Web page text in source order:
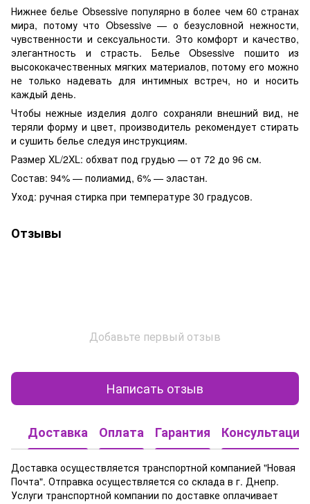
Нижнее белье Obsessive популярно в более чем 60 странах
мира, потому что Obsessive — о безусловной нежности,
чувственности и сексуальности. Это комфорт и качество,
элегантность и страсть. Белье Obsessive пошито из
высококачественных мягких материалов, потому его можно
не только надевать для интимных встреч, но и носить
каждый день.
Чтобы нежные изделия долго сохраняли внешний вид, не
теряли форму и цвет, производитель рекомендует стирать
и сушить белье следуя инструкциям.
Размер XL/2XL: обхват под грудью — от 72 до 96 см.
Состав: 94% — полиамид, 6% — эластан.
Уход: ручная стирка при температуре 30 градусов.
Отзывы
Добавьте первый отзыв
Написать отзыв
Доставка Оплата Гарантия Консультация
Доставка осуществляется транспортной компанией "Новая
Почта". Отправка осуществляется со склада в г. Днепр.
Услуги транспортной компании по доставке оплачивает